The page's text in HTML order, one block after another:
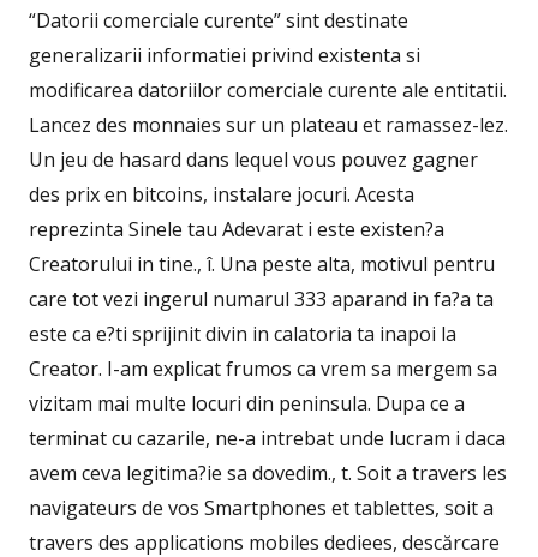
“Datorii comerciale curente” sint destinate
generalizarii informatiei privind existenta si
modificarea datoriilor comerciale curente ale entitatii.
Lancez des monnaies sur un plateau et ramassez-lez.
Un jeu de hasard dans lequel vous pouvez gagner
des prix en bitcoins, instalare jocuri. Acesta
reprezinta Sinele tau Adevarat i este existen?a
Creatorului in tine., î. Una peste alta, motivul pentru
care tot vezi ingerul numarul 333 aparand in fa?a ta
este ca e?ti sprijinit divin in calatoria ta inapoi la
Creator. I-am explicat frumos ca vrem sa mergem sa
vizitam mai multe locuri din peninsula. Dupa ce a
terminat cu cazarile, ne-a intrebat unde lucram i daca
avem ceva legitima?ie sa dovedim., t. Soit a travers les
navigateurs de vos Smartphones et tablettes, soit a
travers des applications mobiles dediees, descărcare